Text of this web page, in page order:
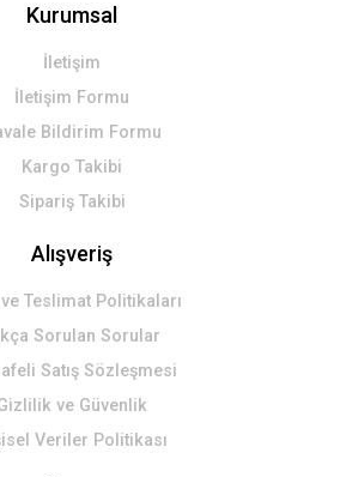
Kurumsal
İletişim
İletişim Formu
Bildirim Formu
Kargo Takibi
Sipariş Takibi
Alışveriş
Teslimat Politikaları
Sorulan Sorular
Satış Sözleşmesi
ve Güvenlik
Veriler Politikası